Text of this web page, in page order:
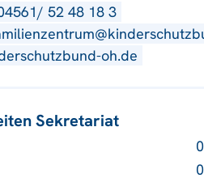
52 48 18 3
oh.de
Sekretariat